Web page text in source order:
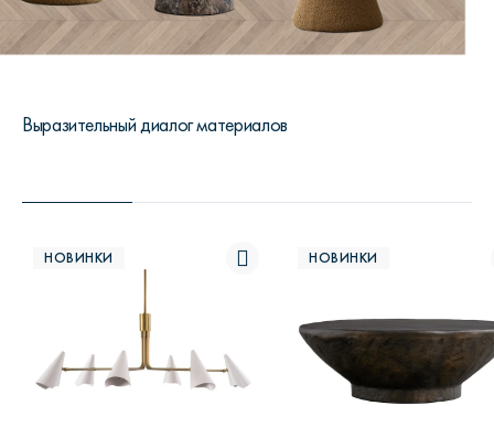
Выразительный диалог материалов
НОВИНКИ НОВИНКИ